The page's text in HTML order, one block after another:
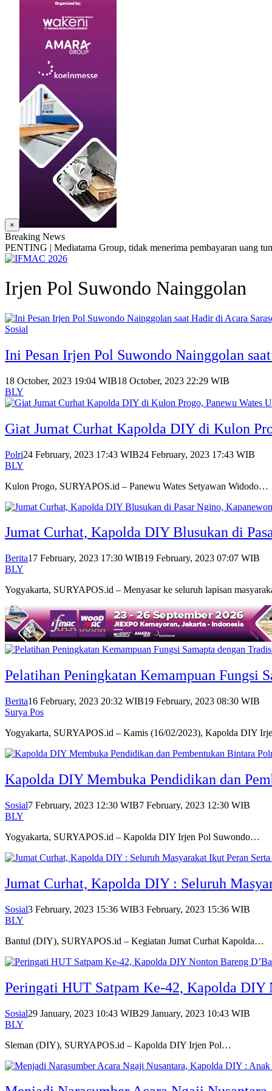
×
Breaking News
PENTING | Mediatama Group, tidak menerima pembayaran uang
Irjen Pol Suwondo Nainggolan
Sosial
Ini Pesan Irjen Pol Suwondo Nainggolan
18 October, 2023 19:04 WIB18 October, 2023 22:29 WIB
BLY
Giat Jumat Curhat Kapolda DIY di Kulon
Polri24 February, 2023 17:43 WIB24 February, 2023 17:43 WIB
BLY
Kulon Progo, SURYAPOS.id – Panewu Wates Setyawan Widodo…
Jumat Curhat, Kapolda DIY Blusukan di
Berita17 February, 2023 17:30 WIB19 February, 2023 07:07 WIB
BLY
Yogyakarta, SURYAPOS.id – Menyasar ke seluruh lapisan
Pelatihan Peningkatan Kemampuan Fungsi
Berita16 February, 2023 20:32 WIB19 February, 2023 08:30 WIB
Surya Pos
Yogyakarta, SURYAPOS.id – Kamis (16/02/2023), Kapolda DIY
Kapolda DIY Membuka Pendidikan dan
Sosial7 February, 2023 12:30 WIB7 February, 2023 12:30 WIB
BLY
Yogyakarta, SURYAPOS.id – Kapolda DIY Irjen Pol Suwondo…
Jumat Curhat, Kapolda DIY : Seluruh
Sosial3 February, 2023 15:36 WIB3 February, 2023 15:36 WIB
BLY
Bantul (DIY), SURYAPOS.id – Kegiatan Jumat Curhat Kapolda…
Peringati HUT Satpam Ke-42, Kapolda DIY
Sosial29 January, 2023 10:43 WIB29 January, 2023 10:43 WIB
BLY
Sleman (DIY), SURYAPOS.id – Kapolda DIY Irjen Pol…